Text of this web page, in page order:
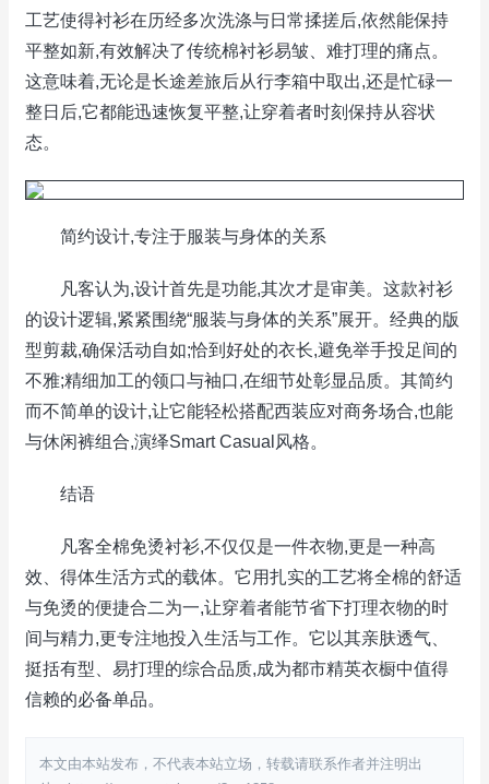
工艺使得衬衫在历经多次洗涤与日常揉搓后,依然能保持
平整如新,有效解决了传统棉衬衫易皱、难打理的痛点。
这意味着,无论是长途差旅后从行李箱中取出,还是忙碌一
整日后,它都能迅速恢复平整,让穿着者时刻保持从容状
态。
简约设计,专注于服装与身体的关系
凡客认为,设计首先是功能,其次才是审美。这款衬衫
的设计逻辑,紧紧围绕“服装与身体的关系”展开。经典的版
型剪裁,确保活动自如;恰到好处的衣长,避免举手投足间的
不雅;精细加工的领口与袖口,在细节处彰显品质。其简约
而不简单的设计,让它能轻松搭配西装应对商务场合,也能
与休闲裤组合,演绎Smart Casual风格。
结语
凡客全棉免烫衬衫,不仅仅是一件衣物,更是一种高
效、得体生活方式的载体。它用扎实的工艺将全棉的舒适
与免烫的便捷合二为一,让穿着者能节省下打理衣物的时
间与精力,更专注地投入生活与工作。它以其亲肤透气、
挺括有型、易打理的综合品质,成为都市精英衣橱中值得
信赖的必备单品。
本文由本站发布，不代表本站立场，转载请联系作者并注明出